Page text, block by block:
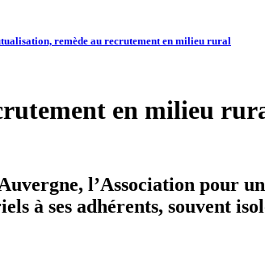
remède au recrutement en milieu rural
en milieu
l’Association pour
à ses adhérents, souvent